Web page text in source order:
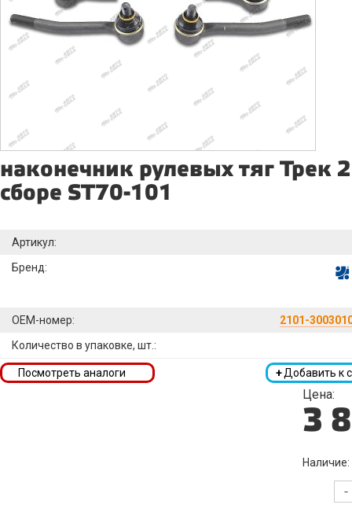
наконечник рулевых тяг Трек
сборе ST70-101
Артикул:
Бренд:
OEM-номер:
2101-
Количество в упаковке, шт.:
+Добавить к
Посмотреть аналоги
Цена:
3
Наличие:
-